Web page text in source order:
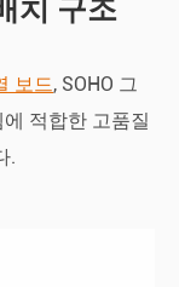
치 구조
보드, SOHO 그
적합한 고품질
.